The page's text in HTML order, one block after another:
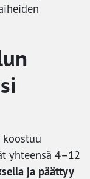
koostuu
yhteensä 4–12
ja päättyy